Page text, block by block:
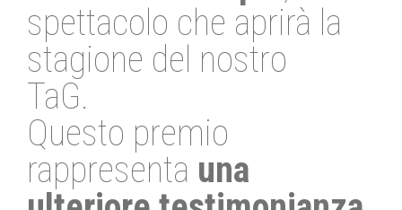
spettacolo che aprirà la
stagione del nostro
TaG.
Questo premio
rappresenta una